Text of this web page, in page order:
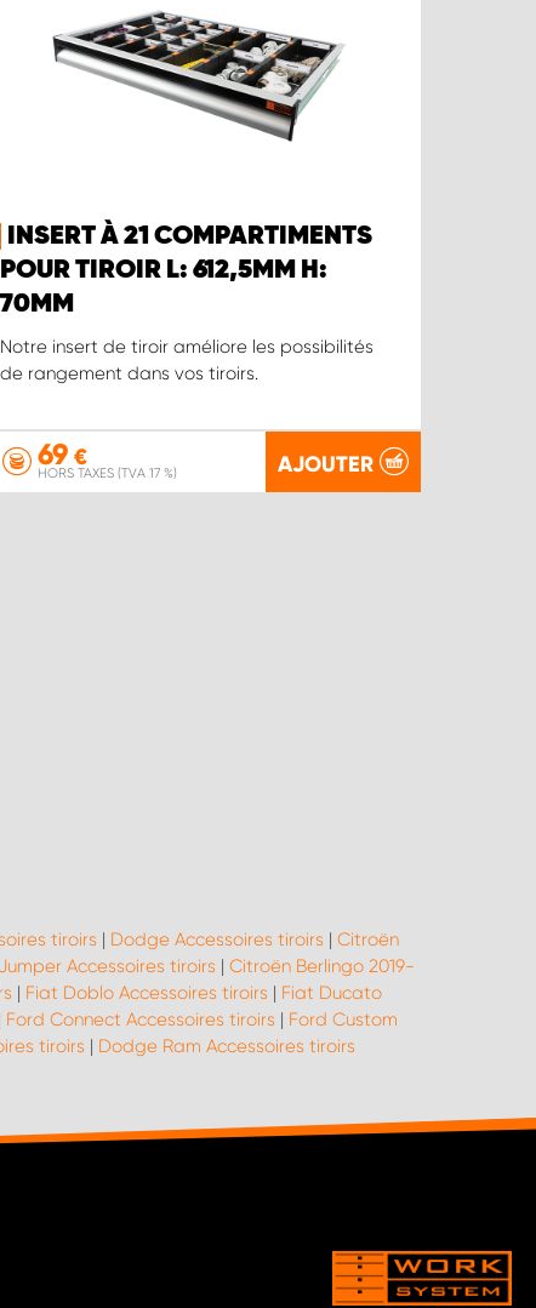
INSERT À 21 COMPARTIMENTS
POUR TIROIR L: 612,5MM H:
70MM
Notre insert de tiroir améliore les possibilités
de rangement dans vos tiroirs.
69 €
HORS TAXES (TVA 17 %) AJOUTER
tiroirs | Dodge Accessoires tiroirs | Citroën
Accessoires tiroirs | Citroën Berlingo 2019-
| Fiat Doblo Accessoires tiroirs | Fiat Ducato
Ford Connect Accessoires tiroirs | Ford Custom
tiroirs | Dodge Ram Accessoires tiroirs